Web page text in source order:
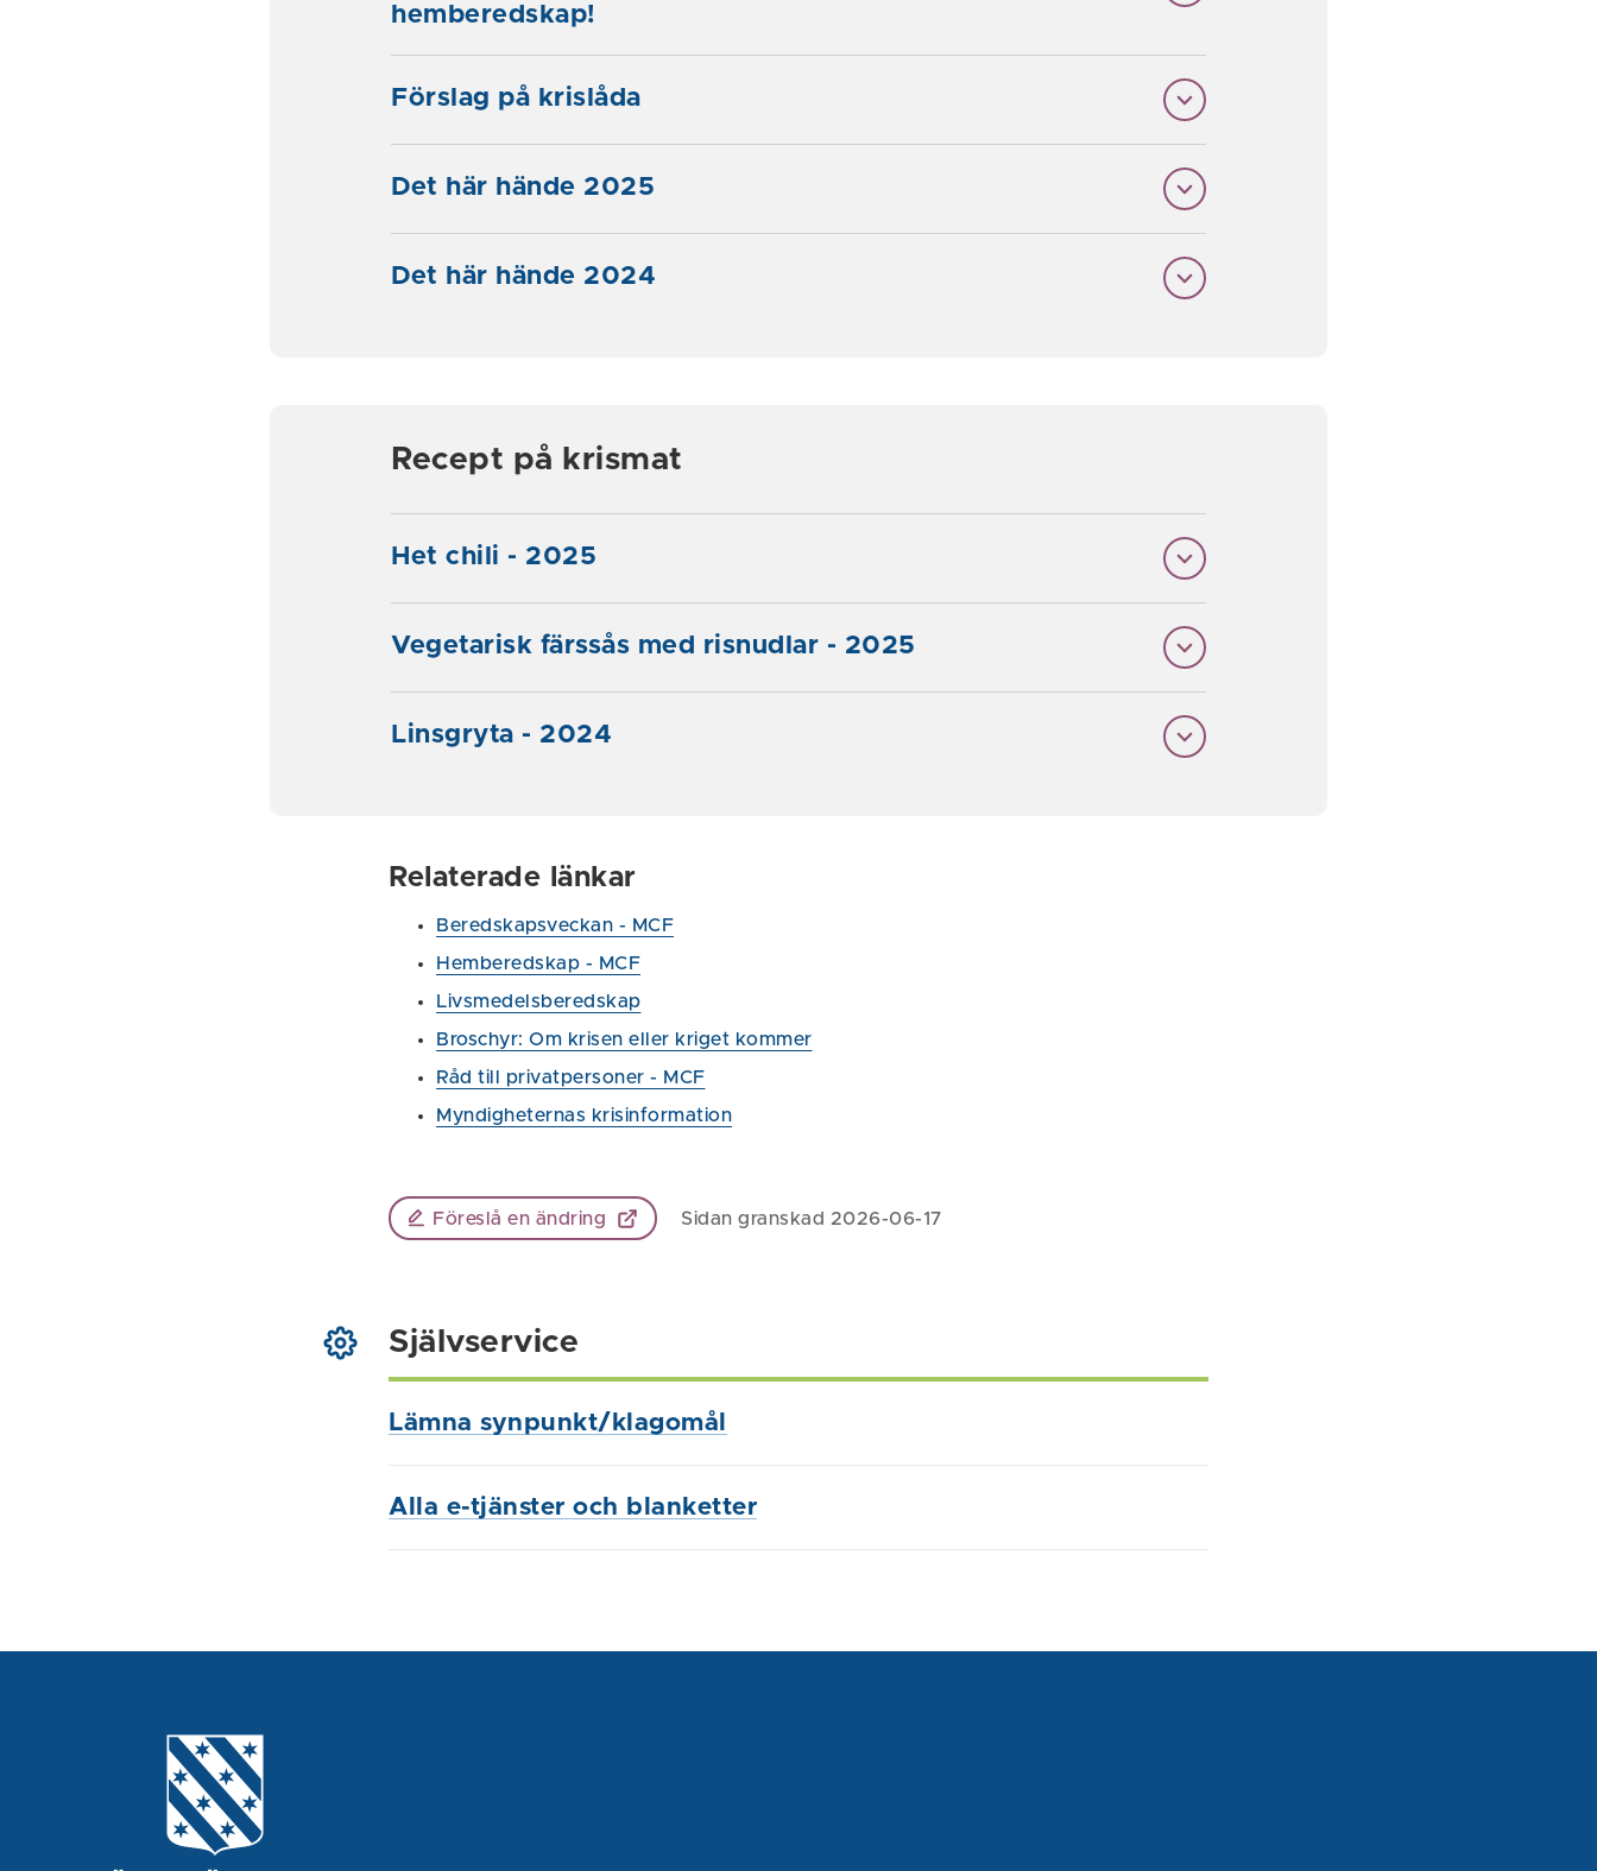
hemberedskap!
Förslag på krislåda
Det här hände 2025
Det här hände 2024
Recept på krismat
Het chili - 2025
Vegetarisk färssås med risnudlar - 2025
Linsgryta - 2024
Relaterade länkar
Beredskapsveckan - MCF
Hemberedskap - MCF
Livsmedelsberedskap
Broschyr: Om krisen eller kriget kommer
Råd till privatpersoner - MCF
Myndigheternas krisinformation
Föreslå en ändring Sidan granskad 2026-06-17
Självservice
Lämna synpunkt/klagomål
Alla e-tjänster och blanketter